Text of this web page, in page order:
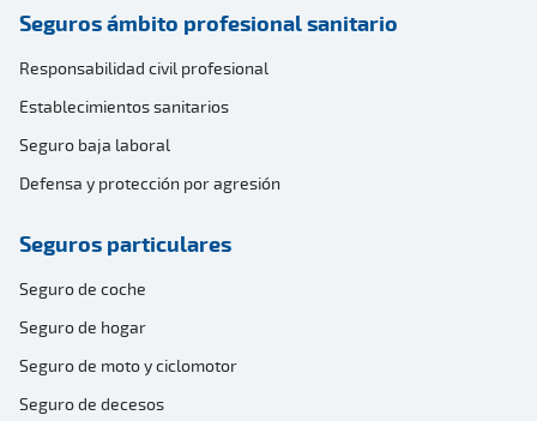
Seguros ámbito profesional sanitario
Responsabilidad civil profesional
Establecimientos sanitarios
Seguro baja laboral
Defensa y protección por agresión
Seguros particulares
Seguro de coche
Seguro de hogar
Seguro de moto y ciclomotor
Seguro de decesos